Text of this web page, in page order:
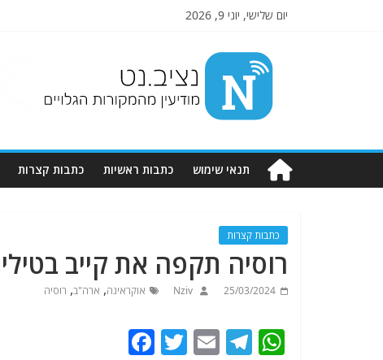
יום שלישי, יוני 9, 2026
Nziv.net
מודיעין
מהמקורות
תנאי שימוש כתבות ראשיות כתבות קצרות
כתבות קצרות
רוסיה תקפה את קייב
25/03/2024
Nziv אוקראינה, ארה"ב, רוסיה
W
T
E
T